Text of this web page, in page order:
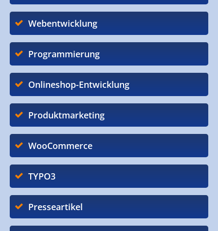
Webentwicklung
Programmierung
Onlineshop-Entwicklung
Produktmarketing
WooCommerce
TYPO3
Presseartikel